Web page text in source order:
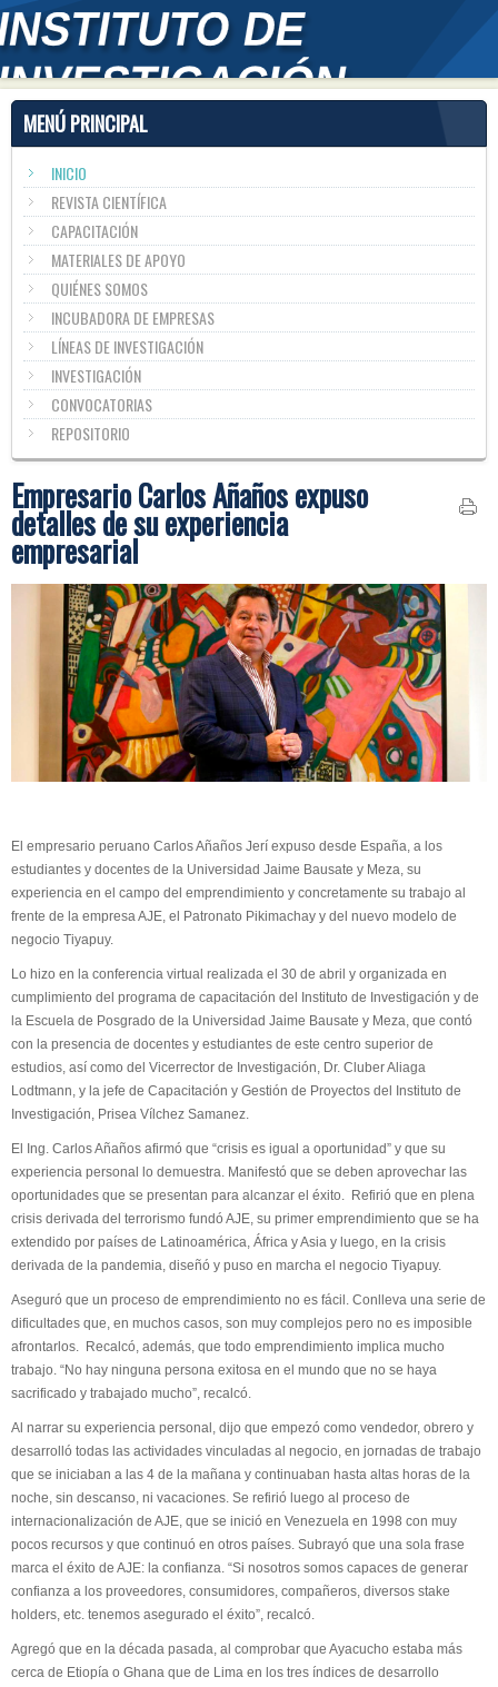
MENÚ PRINCIPAL
INICIO
REVISTA CIENTÍFICA
CAPACITACIÓN
MATERIALES DE APOYO
QUIÉNES SOMOS
INCUBADORA DE EMPRESAS
LÍNEAS DE INVESTIGACIÓN
INVESTIGACIÓN
CONVOCATORIAS
REPOSITORIO
Empresario Carlos Añaños expuso
detalles de su experiencia
empresarial
El empresario peruano Carlos Añaños Jerí expuso desde España, a los
estudiantes y docentes de la Universidad Jaime Bausate y Meza, su
experiencia en el campo del emprendimiento y concretamente su trabajo al
frente de la empresa AJE, el Patronato Pikimachay y del nuevo modelo de
negocio Tiyapuy.
Lo hizo en la conferencia virtual realizada el 30 de abril y organizada en
cumplimiento del programa de capacitación del Instituto de Investigación y de
la Escuela de Posgrado de la Universidad Jaime Bausate y Meza, que contó
con la presencia de docentes y estudiantes de este centro superior de
estudios, así como del Vicerrector de Investigación, Dr. Cluber Aliaga
Lodtmann, y la jefe de Capacitación y Gestión de Proyectos del Instituto de
Investigación, Prisea Vílchez Samanez.
El Ing. Carlos Añaños afirmó que “crisis es igual a oportunidad” y que su
experiencia personal lo demuestra. Manifestó que se deben aprovechar las
oportunidades que se presentan para alcanzar el éxito. Refirió que en plena
crisis derivada del terrorismo fundó AJE, su primer emprendimiento que se ha
extendido por países de Latinoamérica, África y Asia y luego, en la crisis
derivada de la pandemia, diseñó y puso en marcha el negocio Tiyapuy.
Aseguró que un proceso de emprendimiento no es fácil. Conlleva una serie de
dificultades que, en muchos casos, son muy complejos pero no es imposible
afrontarlos. Recalcó, además, que todo emprendimiento implica mucho
trabajo. “No hay ninguna persona exitosa en el mundo que no se haya
sacrificado y trabajado mucho”, recalcó.
Al narrar su experiencia personal, dijo que empezó como vendedor, obrero y
desarrolló todas las actividades vinculadas al negocio, en jornadas de trabajo
que se iniciaban a las 4 de la mañana y continuaban hasta altas horas de la
noche, sin descanso, ni vacaciones. Se refirió luego al proceso de
internacionalización de AJE, que se inició en Venezuela en 1998 con muy
pocos recursos y que continuó en otros países. Subrayó que una sola frase
marca el éxito de AJE: la confianza. “Si nosotros somos capaces de generar
confianza a los proveedores, consumidores, compañeros, diversos stake
holders, etc. tenemos asegurado el éxito”, recalcó.
Agregó que en la década pasada, al comprobar que Ayacucho estaba más
cerca de Etiopía o Ghana que de Lima en los tres índices de desarrollo